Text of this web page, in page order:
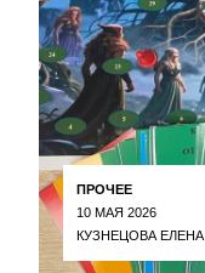
ПРОЧЕЕ
10 МАЯ 2026
КУЗНЕЦОВА ЕЛЕНА